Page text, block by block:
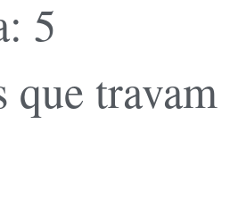
5
que travam